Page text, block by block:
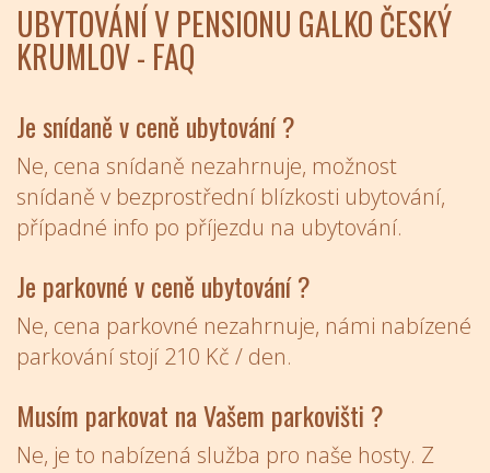
UBYTOVÁNÍ V PENSIONU GALKO ČESKÝ
KRUMLOV - FAQ
Je snídaně v ceně ubytování ?
Ne, cena snídaně nezahrnuje, možnost
snídaně v bezprostřední blízkosti ubytování,
případné info po příjezdu na ubytování.
Je parkovné v ceně ubytování ?
Ne, cena parkovné nezahrnuje, námi nabízené
parkování stojí 210 Kč / den.
Musím parkovat na Vašem parkovišti ?
Ne, je to nabízená služba pro naše hosty. Z